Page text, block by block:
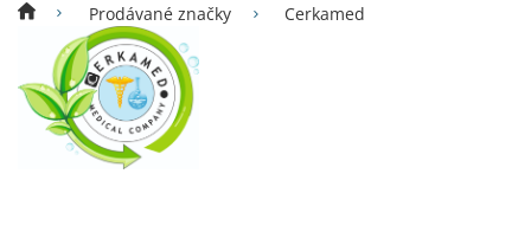
Prodávané značky Cerkamed